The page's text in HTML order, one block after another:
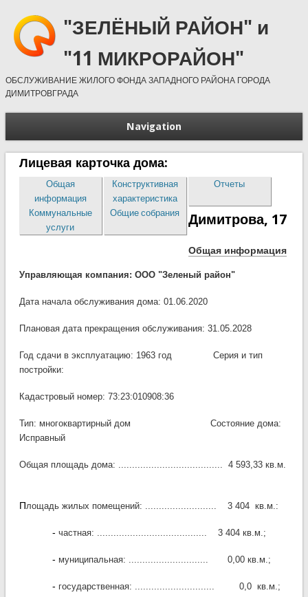
"ЗЕЛЁНЫЙ РАЙОН" и
"11 МИКРОРАЙОН"
ОБСЛУЖИВАНИЕ ЖИЛОГО ФОНДА ЗАПАДНОГО РАЙОНА ГОРОДА
ДИМИТРОВГРАДА
Navigation
Лицевая карточка дома:
Общая
информация
Конструктивная
характеристика
Отчеты
Коммунальные
услуги
Общие собрания Димитрова, 17
Общая информация
Управляющая компания: ООО "Зеленый район"
Дата начала обслуживания дома: 01.06.2020
Плановая дата прекращения обслуживания: 31.05.2028
Год сдачи в эксплуатацию: 1963 год Серия и тип
постройки:
Кадастровый номер: 73:23:010908:36
Тип: многоквартирный дом Состояние дома:
Исправный
Общая площадь дома: ...................................... 4 593,33 кв.м.
Площадь жилых помещений: .......................... 3 404 кв.м.:
- частная: ........................................ 3 404кв.м.;
- муниципальная: ............................. 0,00 кв.м.;
- государственная: ............................. 0,0 кв.м.;